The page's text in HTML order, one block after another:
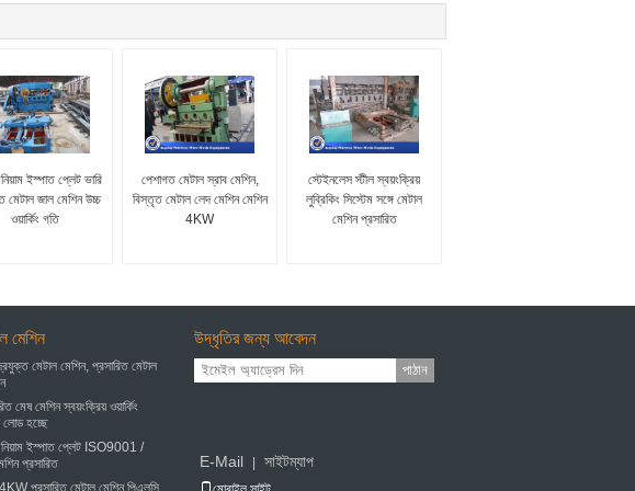
ইস্পাত প্লেট ভারি
মেটাল জাল মেশিন উচ্চ
ওয়ার্কিং গতি
পেশাগত মেটাল স্রাব মেশিন,
বিস্তৃত মেটাল লেদ মেশিন মেশিন
4KW
স্টেইনলেস স্টীল স্বয়ংক্রিয়
লুব্রিকিং সিস্টেম সঙ্গে মেটাল
মেশিন প্রসারিত
মেশিন
মেটাল মেশিন, প্রসারিত মেটাল
মেষ মেশিন স্বয়ংক্রিয় ওয়ার্কিং
লোড হচ্ছে
ইস্পাত প্লেট ISO9001 /
প্রসারিত
প্রসারিত মেটাল মেশিন পিএলসি
উদ্ধৃতির জন্য আবেদন
পাঠান
E-Mail সাইটম্যাপ